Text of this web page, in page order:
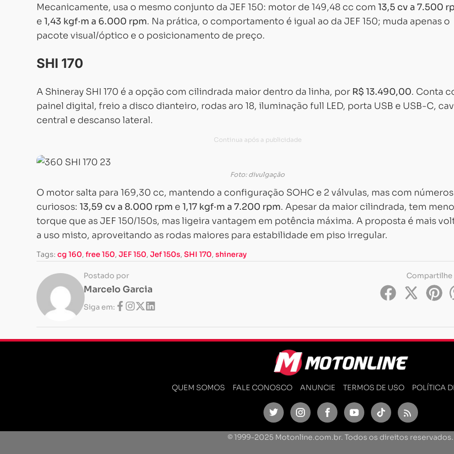
Mecanicamente, usa o mesmo conjunto da JEF 150: motor de 149,48 cc com 13,5 cv a 7.500
e 1,43 kgf·m a 6.000 rpm. Na prática, o comportamento é igual ao da JEF 150; muda apenas o
pacote visual/óptico e o posicionamento de preço.
SHI 170
A Shineray SHI 170 é a opção com cilindrada maior dentro da linha, por R$ 13.490,00. Conta
painel digital, freio a disco dianteiro, rodas aro 18, iluminação full LED, porta USB e USB-C,
central e descanso lateral.
Foto: divulgação
O motor salta para 169,30 cc, mantendo a configuração SOHC e 2 válvulas, mas com números
curiosos: 13,59 cv a 8.000 rpm e 1,17 kgf·m a 7.200 rpm. Apesar da maior cilindrada, tem
torque que as JEF 150/150s, mas ligeira vantagem em potência máxima. A proposta é mais
a uso misto, aproveitando as rodas maiores para estabilidade em piso irregular.
Tags: cg 160, free 150, JEF 150, Jef 150s, SHI 170, shineray
Postado por
Marcelo Garcia
Siga em:
Compartilhe
QUEM SOMOS FALE CONOSCO ANUNCIE TERMOS DE USO POLÍTICA
Twitter InstagramFacebookYoutubeTikTok Feed
© 1999-2025 Motonline.com.br. Todos os direitos reservados.